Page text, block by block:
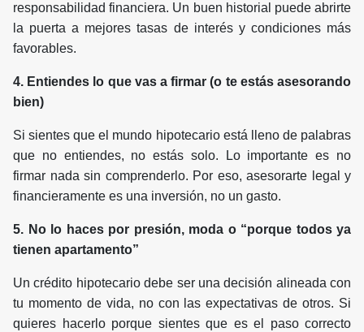
responsabilidad financiera. Un buen historial puede abrirte
la puerta a mejores tasas de interés y condiciones más
favorables.
4. Entiendes lo que vas a firmar (o te estás asesorando
bien)
Si sientes que el mundo hipotecario está lleno de palabras
que no entiendes, no estás solo. Lo importante es no
firmar nada sin comprenderlo. Por eso, asesorarte legal y
financieramente es una inversión, no un gasto.
5. No lo haces por presión, moda o “porque todos ya
tienen apartamento”
Un crédito hipotecario debe ser una decisión alineada con
tu momento de vida, no con las expectativas de otros. Si
quieres hacerlo porque sientes que es el paso correcto